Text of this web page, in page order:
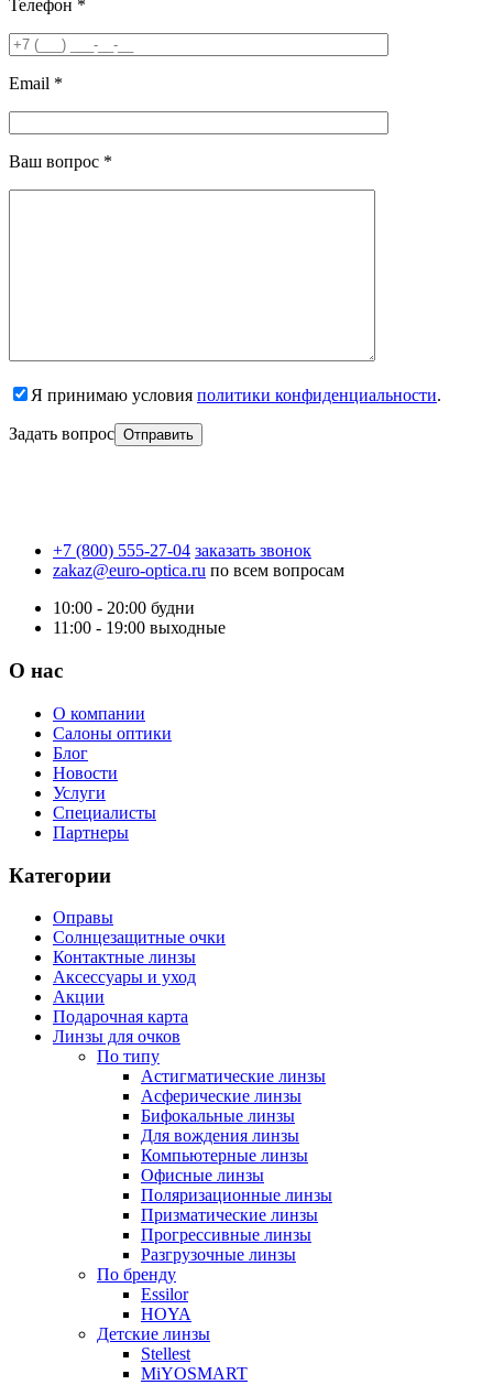
Телефон *
Email *
Ваш вопрос *
Я принимаю условия политики конфиденциальности.
Задать вопрос
+7 (800) 555-27-04 заказать звонок
zakaz@euro-optica.ru по всем вопросам
10:00 - 20:00 будни
11:00 - 19:00 выходные
О нас
О компании
Салоны оптики
Блог
Новости
Услуги
Специалисты
Партнеры
Категории
Оправы
Солнцезащитные очки
Контактные линзы
Аксессуары и уход
Акции
Подарочная карта
Линзы для очков
По типу
Астигматические линзы
Асферические линзы
Бифокальные линзы
Для вождения линзы
Компьютерные линзы
Офисные линзы
Поляризационные линзы
Призматические линзы
Прогрессивные линзы
Разгрузочные линзы
По бренду
Essilor
HOYA
Детские линзы
Stellest
MiYOSMART